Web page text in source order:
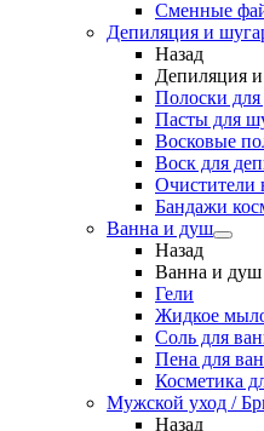
Сменные
Депиляция и
Назад
Депиляция
Полоски
Пасты для
Восковые
Воск для
Очистители
Бандажи
Ванна и душ
Назад
Ванна и душ
Гели
Жидкое
Соль для
Пена для
Косметика
Мужской уход /
Назад